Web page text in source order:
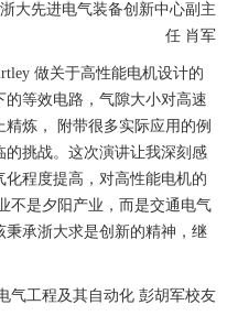
大先进电气装备创新中心副主
任 肖军
做关于高性能电机设计的
等效电路，气隙大小对高速
炼， 附带很多实际应用的例
挑战。这次演讲让我深刻感
程度提高，对高性能电机的
不是夕阳产业，而是交通电气
承浙大求是创新的精神，继
工程及其自动化 彭胡军校友